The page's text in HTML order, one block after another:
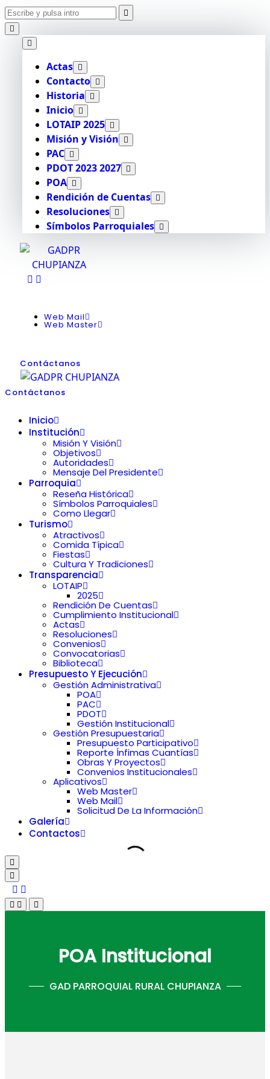
Actas
Contacto
Historia
Inicio
LOTAIP 2025
Misión y Visión
PAC
PDOT 2023 2027
POA
Rendición de Cuentas
Resoluciones
Símbolos Parroquiales
Web Mail
Web Master
Contáctanos
Contáctanos
Inicio
Institución
Misión Y Visión
Objetivos
Autoridades
Mensaje Del Presidente
Parroquia
Reseña Histórica
Símbolos Parroquiales
Como Llegar
Turismo
Atractivos
Comida Típica
Fiestas
Cultura Y Tradiciones
Transparencia
LOTAIP
2025
Rendición De Cuentas
Cumplimiento Institucional
Actas
Resoluciones
Convenios
Convocatorias
Biblioteca
Presupuesto Y Ejecución
Gestión Administrativa
POA
PAC
PDOT
Gestión Institucional
Gestión Presupuestaria
Presupuesto Participativo
Reporte Ínfimas Cuantías
Obras Y Proyectos
Convenios Institucionales
Aplicativos
Web Master
Web Mail
Solicitud De La Información
Galería
Contactos
POA Institucional
GAD PARROQUIAL RURAL CHUPIANZA